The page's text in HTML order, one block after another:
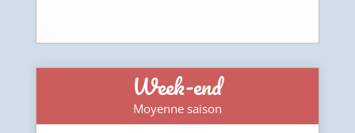
Week-end
Moyenne saison